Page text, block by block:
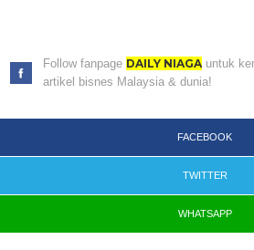
Follow fanpage DAILY NIAGA untuk
artikel bisnes Malaysia & dunia!
FACEBOOK
TWITTER
WHATSAPP